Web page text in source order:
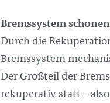
Bremssystem schonen
Durch die
Bremssystem
Der Großteil der
rekuperativ statt –